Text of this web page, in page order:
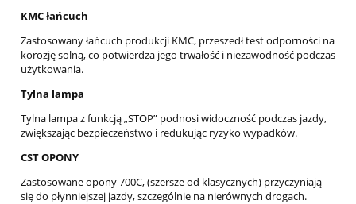
KMC łańcuch
Zastosowany łańcuch produkcji KMC, przeszedł test odporności na
korozję solną, co potwierdza jego trwałość i niezawodność podczas
użytkowania.
Tylna lampa
Tylna lampa z funkcją „STOP” podnosi widoczność podczas jazdy,
zwiększając bezpieczeństwo i redukując ryzyko wypadków.
CST OPONY
Zastosowane opony 700C, (szersze od klasycznych) przyczyniają
się do płynniejszej jazdy, szczególnie na nierównych drogach.